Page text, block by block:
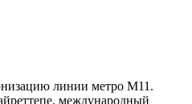
линии метро М11.
международный